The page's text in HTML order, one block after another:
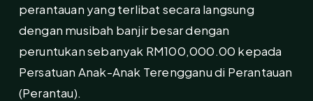
perantauan yang terlibat secara langsung
dengan musibah banjir besar dengan
peruntukan sebanyak RM100,000.00 kepada
Persatuan Anak-Anak Terengganu di Perantauan
(Perantau).